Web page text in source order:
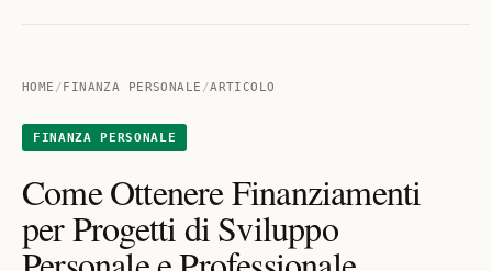
HOME /FINANZA PERSONALE /ARTICOLO
FINANZA PERSONALE
Come Ottenere Finanziamenti
per Progetti di Sviluppo